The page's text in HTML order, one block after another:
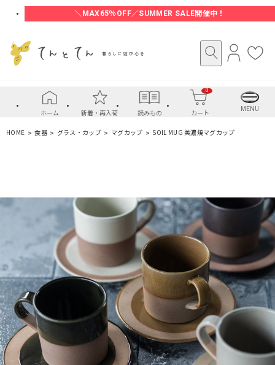
＼MAX65％OFF／SUMMER SALE開催中！
に
入
り
ホーム 新着・再入荷 読みもの カート
0
MENU
HOME 食器 グラス・カップ マグカップ SOIL MUG 美濃焼マグカップ